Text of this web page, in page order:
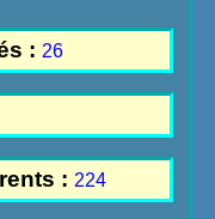
: 26
: 224